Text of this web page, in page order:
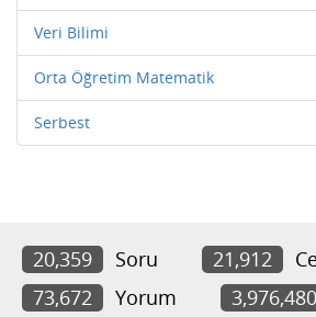
Veri Bilimi
Orta Öğretim Matematik
Serbest
20,359 Soru 21,912
73,672
Yorum 3,976,480